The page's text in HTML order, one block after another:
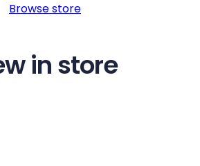
Browse store
in store